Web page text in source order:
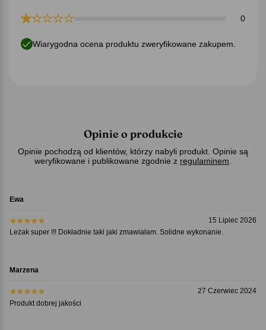
0
Wiarygodna ocena produktu zweryfikowane zakupem.
Opinie o produkcie
Opinie pochodzą od klientów, którzy nabyli produkt. Opinie są
weryfikowane i publikowane zgodnie z regulaminem.
Ewa
15 Lipiec 2026
Leżak super !!! Dokładnie taki jaki zmawiałam. Solidne wykonanie.
Marzena
27 Czerwiec 2024
Produkt dobrej jakości